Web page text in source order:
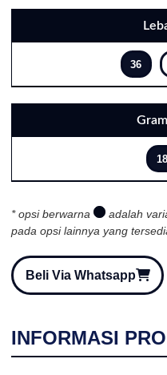
36
* opsi berwarna
adalah
pada opsi lainnya yang
Beli Via Whatsapp
INFORMASI